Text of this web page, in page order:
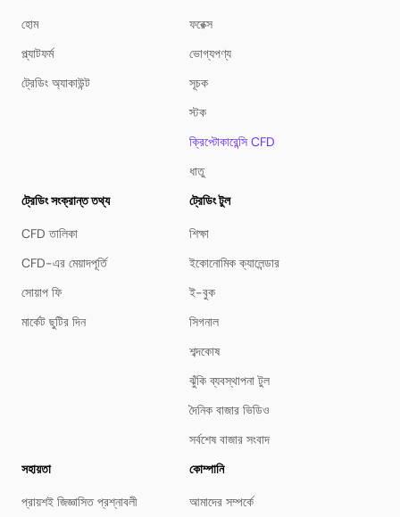
হোম
প্ল্যাটফর্ম
ট্রেডিং অ্যাকাউন্ট
ফরেক্স
ভোগ্যপণ্য
সূচক
স্টক
ক্রিপ্টোকারেন্সি CFD
ধাতু
ট্রেডিং সংক্রান্ত তথ্য
CFD তালিকা
CFD-এর মেয়াদপূর্তি
সোয়াপ ফি
মার্কেট ছুটির দিন
ট্রেডিং টুল
শিক্ষা
ইকোনোমিক ক্যালেন্ডার
ই-বুক
সিগনাল
শব্দকোষ
ঝুঁকি ব্যবস্থাপনা টুল
দৈনিক বাজার ভিডিও
সর্বশেষ বাজার সংবাদ
সহায়তা
প্রায়শই জিজ্ঞাসিত প্রশ্নাবলী
কোম্পানি
আমাদের সম্পর্কে